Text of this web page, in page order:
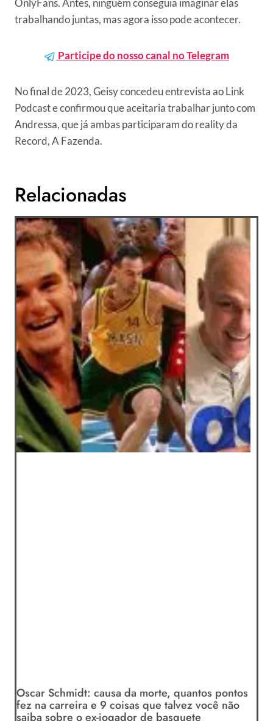
OnlyFans. Antes, ninguém conseguia imaginar elas
trabalhando juntas, mas agora isso pode acontecer.
Participe do nosso canal no Telegram
No final de 2023, Geisy concedeu entrevista ao Link
Podcast e confirmou que aceitaria trabalhar junto com
Andressa, que já ambas participaram do reality da
Record, A Fazenda.
Relacionadas
Oscar Schmidt: causa da morte, quantos pontos
fez na carreira e 9 coisas que talvez você não
saiba sobre o ex-jogador de basquete